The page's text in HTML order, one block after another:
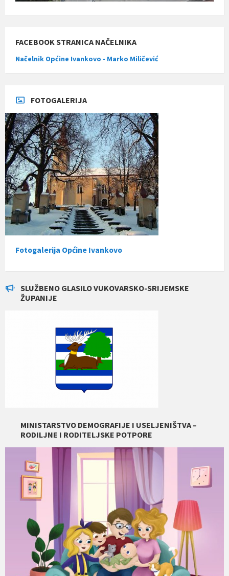
FACEBOOK STRANICA NAČELNIKA
Načelnik Općine Ivankovo - Marko Miličević
FOTOGALERIJA
Fotogalerija Općine Ivankovo
SLUŽBENO GLASILO VUKOVARSKO-SRIJEMSKE
ŽUPANIJE
MINISTARSTVO DEMOGRAFIJE I USELJENIŠTVA –
RODILJNE I RODITELJSKE POTPORE